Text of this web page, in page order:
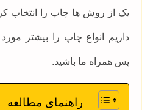
یک از روش ها چاپ را انتخاب
داریم انواع چاپ را بیشتر
پس همراه ما باشید.
راهنمای مطالعه